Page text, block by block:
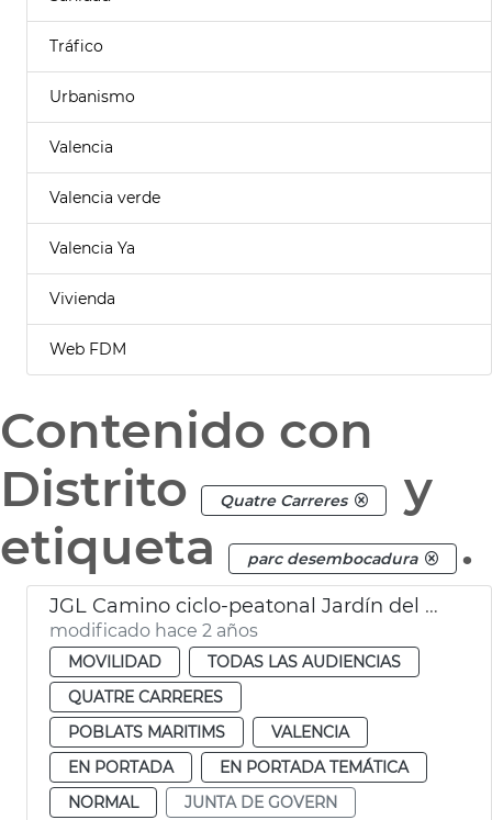
Tráfico
Urbanismo
Valencia
Valencia verde
Valencia Ya
Vivienda
Web FDM
Contenido con
Distrito
Quatre Carreres
y
etiqueta
parc desembocadura .
JGL Camino ciclo-peatonal Jardín del Turia
modificado hace 2 años
MOVILIDAD
TODAS LAS AUDIENCIAS
QUATRE CARRERES
POBLATS MARITIMS
VALENCIA
EN PORTADA
EN PORTADA TEMÁTICA
NORMAL
JUNTA DE GOVERN